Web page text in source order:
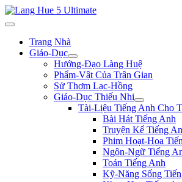
Trang Nhà
Giáo-Dục
Hướng-Đạo Làng Huệ
Phẩm-Vật Của Trân Gian
Sử Thơm Lạc-Hồng
Giáo-Dục Thiếu Nhi
Tài-Liệu Tiếng Anh Cho
Bài Hát Tiếng Anh
Truyện Kể Tiếng
Phim Hoạt-Họa
Ngôn-Ngữ Tiếng
Toán Tiếng Anh
Kỹ-Năng Sống